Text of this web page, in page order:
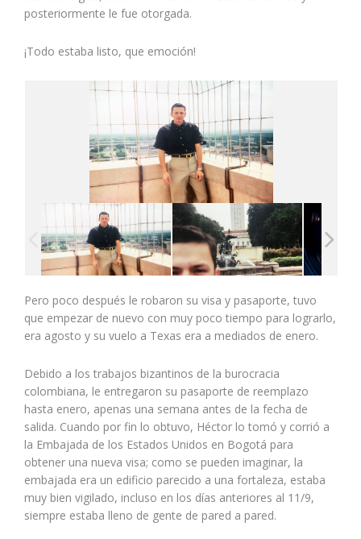
posteriormente le fue otorgada.
¡Todo estaba listo, que emoción!
Pero poco después le robaron su visa y pasaporte, tuvo
que empezar de nuevo con muy poco tiempo para lograrlo,
era agosto y su vuelo a Texas era a mediados de enero.
Debido a los trabajos bizantinos de la burocracia
colombiana, le entregaron su pasaporte de reemplazo
hasta enero, apenas una semana antes de la fecha de
salida. Cuando por fin lo obtuvo, Héctor lo tomó y corrió a
la Embajada de los Estados Unidos en Bogotá para
obtener una nueva visa; como se pueden imaginar, la
embajada era un edificio parecido a una fortaleza, estaba
muy bien vigilado, incluso en los días anteriores al 11/9,
siempre estaba lleno de gente de pared a pared.